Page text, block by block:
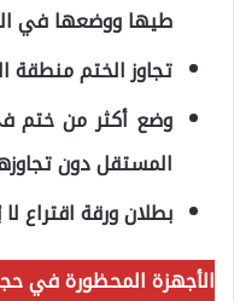
طيها ووضعها في
تجاوز الختم منطقة
وضع أكثر من ختم
المستقل دون
بطلان ورقة اقتراع
الأجهزة المحظورة في